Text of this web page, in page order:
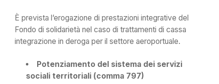
È prevista l’erogazione di prestazioni integrative del
Fondo di solidarietà nel caso di trattamenti di cassa
integrazione in deroga per il settore aeroportuale.
Potenziamento del sistema dei servizi
sociali territoriali (comma 797)